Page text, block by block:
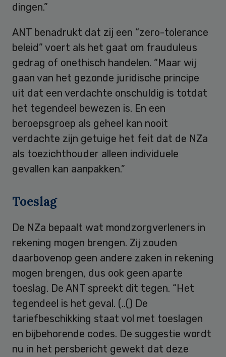
dingen.”
ANT benadrukt dat zij een “zero-tolerance
beleid” voert als het gaat om frauduleus
gedrag of onethisch handelen. “Maar wij
gaan van het gezonde juridische principe
uit dat een verdachte onschuldig is totdat
het tegendeel bewezen is. En een
beroepsgroep als geheel kan nooit
verdachte zijn getuige het feit dat de NZa
als toezichthouder alleen individuele
gevallen kan aanpakken.”
Toeslag
De NZa bepaalt wat mondzorgverleners in
rekening mogen brengen. Zij zouden
daarbovenop geen andere zaken in rekening
mogen brengen, dus ook geen aparte
toeslag. De ANT spreekt dit tegen. “Het
tegendeel is het geval. (..() De
tariefbeschikking staat vol met toeslagen
en bijbehorende codes. De suggestie wordt
nu in het persbericht gewekt dat deze